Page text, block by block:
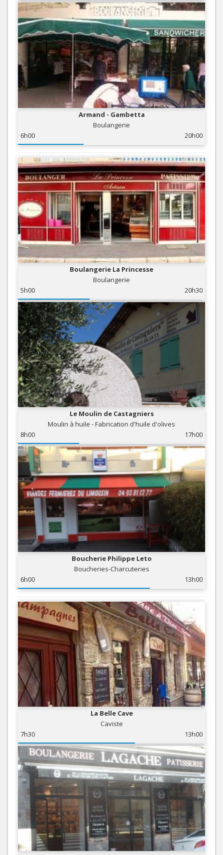
Armand - Gambetta
Boulangerie
6h00
20h00
Boulangerie La Princesse
Boulangerie
5h00
20h30
Le Moulin de Castagniers
Moulin à huile - Fabrication d'huile d'olives
8h00
17h00
Boucherie Philippe Leto
Boucheries-Charcuteries
6h00
13h00
La Belle Cave
Caviste
7h30
13h00